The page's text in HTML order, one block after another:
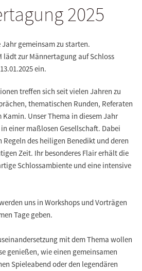
2025
gemeinsam zu starten.
lädt zur Männertagung auf Schloss
ein.
treffen sich seit vielen Jahren zu
thematischen Runden, Referaten
Kamin. Unser Thema in diesem Jahr
einer maßlosen Gesellschaft. Dabei
des heiligen Benedikt und deren
Zeit. Ihr besonderes Flair erhält die
Schlossambiente und eine intensive
uns in Workshops und Vorträgen
Tage geben.
mit dem Thema wollen
genießen, wie einen gemeinsamen
Spieleabend oder den legendären